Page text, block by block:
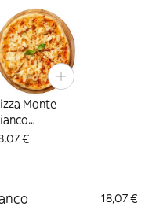
Monte
€
18,07 €